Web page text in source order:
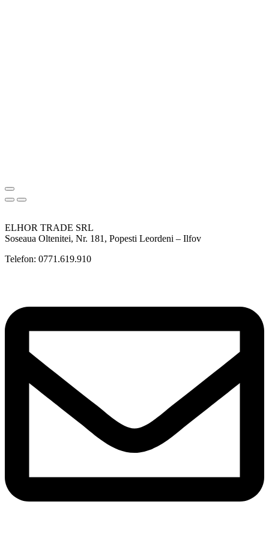
ELHOR TRADE SRL
Soseaua Oltenitei, Nr. 181, Popesti Leordeni – Ilfov
Telefon: 0771.619.910